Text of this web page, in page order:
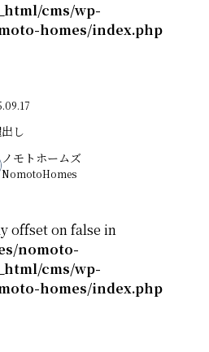
cms/wp-
homes/index.php
し
ノモトホームズ
NomotoHomes
offset on false in
nomoto-
cms/wp-
homes/index.php